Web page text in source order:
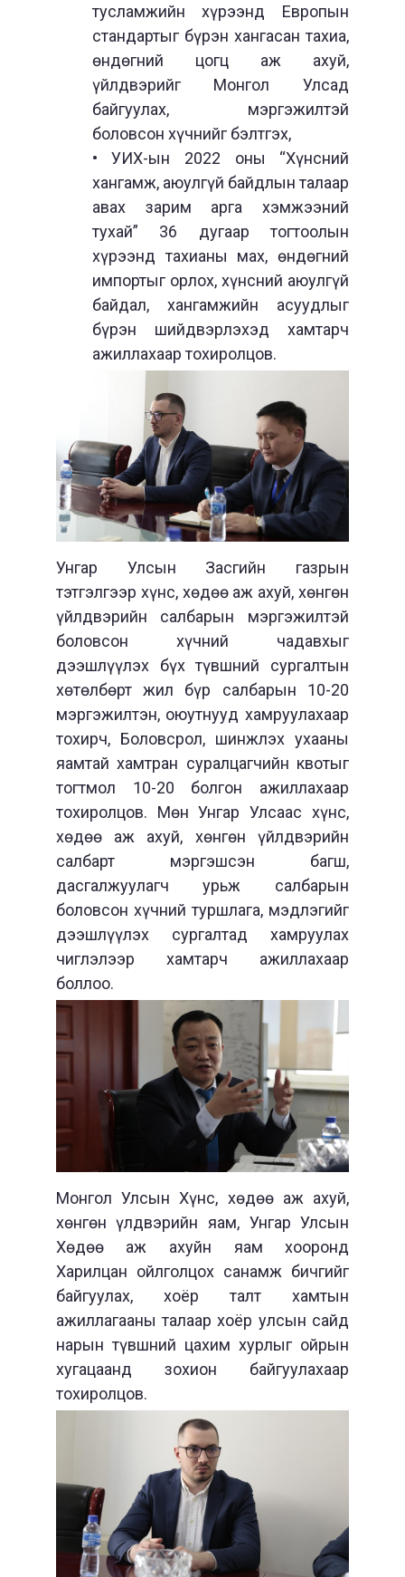
тусламжийн хүрээнд Европын
стандартыг бүрэн хангасан тахиа,
өндөгний цогц аж ахуй,
үйлдвэрийг Монгол Улсад
байгуулах, мэргэжилтэй
боловсон хүчнийг бэлтгэх,
• УИХ-ын 2022 оны “Хүнсний
хангамж, аюулгүй байдлын талаар
авах зарим арга хэмжээний
тухай” 36 дугаар тогтоолын
хүрээнд тахианы мах, өндөгний
импортыг орлох, хүнсний аюулгүй
байдал, хангамжийн асуудлыг
бүрэн шийдвэрлэхэд хамтарч
ажиллахаар тохиролцов.
Унгар Улсын Засгийн газрын
тэтгэлгээр хүнс, хөдөө аж ахуй, хөнгөн
үйлдвэрийн салбарын мэргэжилтэй
боловсон хүчний чадавхыг
дээшлүүлэх бүх түвшний сургалтын
хөтөлбөрт жил бүр салбарын 10-20
мэргэжилтэн, оюутнууд хамруулахаар
тохирч, Боловсрол, шинжлэх ухааны
яамтай хамтран суралцагчийн квотыг
тогтмол 10-20 болгон ажиллахаар
тохиролцов. Мөн Унгар Улсаас хүнс,
хөдөө аж ахуй, хөнгөн үйлдвэрийн
салбарт мэргэшсэн багш,
дасгалжуулагч урьж салбарын
боловсон хүчний туршлага, мэдлэгийг
дээшлүүлэх сургалтад хамруулах
чиглэлээр хамтарч ажиллахаар
боллоо.
Монгол Улсын Хүнс, хөдөө аж ахуй,
хөнгөн үлдвэрийн яам, Унгар Улсын
Хөдөө аж ахуйн яам хооронд
Харилцан ойлголцох санамж бичгийг
байгуулах, хоёр талт хамтын
ажиллагааны талаар хоёр улсын сайд
нарын түвшний цахим хурлыг ойрын
хугацаанд зохион байгуулахаар
тохиролцов.